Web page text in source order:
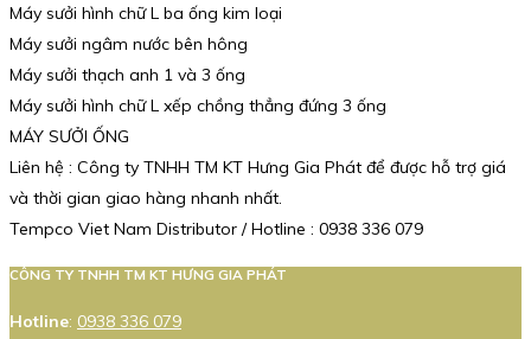
Máy sưởi hình chữ L ba ống kim loại
Máy sưởi ngâm nước bên hông
Máy sưởi thạch anh 1 và 3 ống
Máy sưởi hình chữ L xếp chồng thẳng đứng 3 ống
MÁY SƯỞI ỐNG
Liên hệ : Công ty TNHH TM KT Hưng Gia Phát để được hỗ trợ giá
và thời gian giao hàng nhanh nhất.
Tempco Viet Nam Distributor / Hotline : 0938 336 079
CÔNG TY TNHH TM KT HƯNG GIA PHÁT
Hotline: 0938 336 079